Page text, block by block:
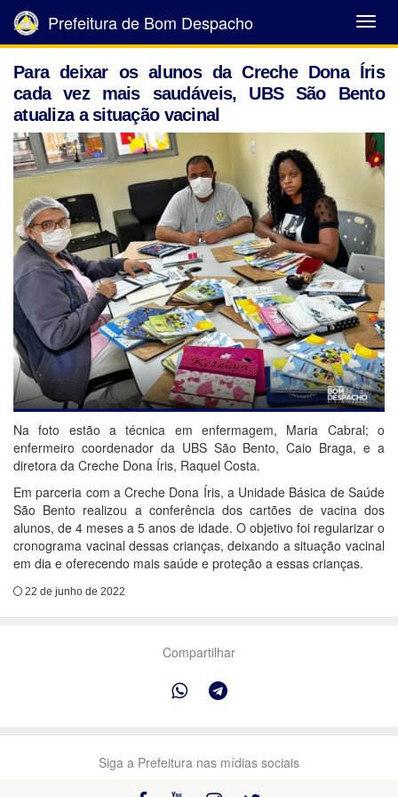
Abrir
Menu
Prefeitura de Bom Despacho
Para deixar os alunos da Creche Dona Íris
cada vez mais saudáveis, UBS São Bento
atualiza a situação vacinal
Na foto estão a técnica em enfermagem, Maria Cabral; o
enfermeiro coordenador da UBS São Bento, Caio Braga, e a
diretora da Creche Dona Íris, Raquel Costa.
Em parceria com a Creche Dona Íris, a Unidade Básica de Saúde
São Bento realizou a conferência dos cartões de vacina dos
alunos, de 4 meses a 5 anos de idade. O objetivo foi regularizar o
cronograma vacinal dessas crianças, deixando a situação vacinal
em dia e oferecendo mais saúde e proteção a essas crianças.
22 de junho de 2022
Compartilhar
Siga a Prefeitura nas mídias sociais